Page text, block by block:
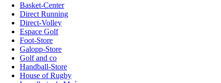
Basket-Center
Direct Running
Direct-Volley
Espace Golf
Foot-Store
Galopp-Store
Golf and co
Handball-Store
House of Rugby